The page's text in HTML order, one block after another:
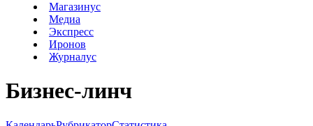
Магазинус
Медиа
Экспресс
Иронов
Журналус
Бизнес-линч